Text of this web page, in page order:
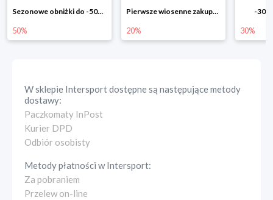
Pierwsze wiosenne zakupy -20%
20%
-30% na wszystko!!
30%
-40%
40%
W sklepie Intersportdostępne są następujące metody
dostawy:
Paczkomaty InPost
Kurier DPD
Odbiór osobisty
Metody płatności wIntersport:
Za pobraniem
Przelew on-line